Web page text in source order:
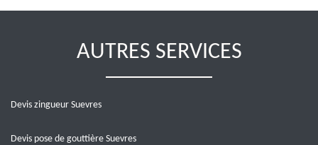
AUTRES SERVICES
Devis zingueur Suevres
Devis pose de gouttière Suevres